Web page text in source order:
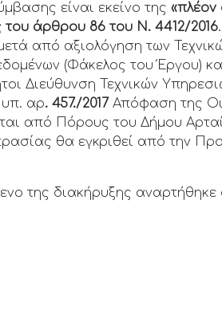
είναι εκείνο της
του άρθρου 86 του Ν. 4412/2016
από αξιολόγηση των
(Φάκελος του Έργου)
Διεύθυνση Τεχνικών
υπ. αρ. 457./2017 Απόφαση της
από Πόρους του Δήμου
θα εγκριθεί από την
της διακήρυξης